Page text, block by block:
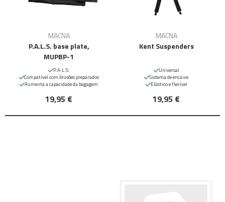
MACNA
P.A.L.S. base plate,
MUPBP-1
P.A.L.S.
Compatível com blusões preparados
Aumenta a capacidade da bagagem
19,95 €
MACNA
Kent Suspenders
Universal
Sistema de encaixe
Elástico e flexível
19,95 €